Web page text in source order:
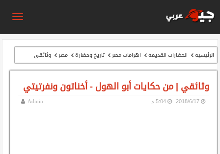
الرئيسية الحضارات القديمة اهرامات مصر تاريخ وحضارة مصر وثائقي
وثائقي | من حكايات أبو الهول - أخناتون ونفرتيتي
Admin 17‏/6‏/2018 5:04 م